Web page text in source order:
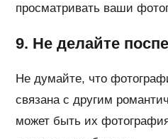
просматривать ваши
9. Не делайте
Не думайте, что
связана с другим
может быть их